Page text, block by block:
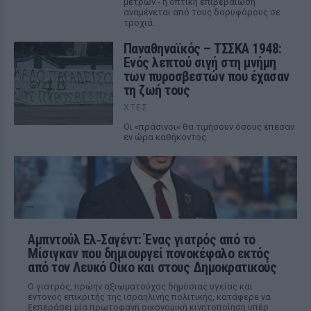
αναμένεται από τους δορυφόρους σε
τροχιά
Παναθηναϊκός – ΤΣΣΚΑ 1948:
Ενός λεπτού σιγή στη μνήμη
των πυροσβεστών που έχασαν
τη ζωή τους
ΧΤΕΣ
Οι «πράσινοι« θα τιμήσουν όσους έπεσαν
εν ώρα καθήκοντος
Αμπντούλ Ελ‑Σαγέντ: Ένας γιατρός από το
Μίσιγκαν που δημιουργεί πονοκέφαλο εκτός
από τον Λευκό Οίκο και στους Δημοκρατικούς
Ο γιατρός, πρώην αξιωματούχος δημόσιας υγείας και
έντονος επικριτής της ισραηλινής πολιτικής, κατάφερε να
ξεπεράσει μία πρωτοφανή οικονομική κινητοποίηση υπέρ